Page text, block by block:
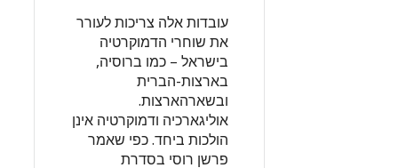
עובדות אלה צריכות לעורר
את שוחרי הדמוקרטיה
בישראל – כמו ברוסיה,
בארצות-הברית
ובשארהארצות.
אוליגארכיה ודמוקרטיה אינן
הולכות ביחד. כפי שאמר
פרשן רוסי בסדרת